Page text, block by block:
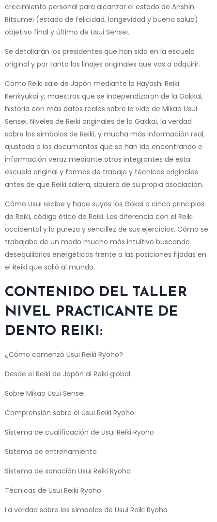
crecimiento personal para alcanzar el estado de Anshin
Ritsumei (estado de felicidad, longevidad y buena salud)
objetivo final y último de Usui Sensei.
Se detallarán los presidentes que han sido en la escuela
original y por tanto los linajes originales que vas a adquirir.
Cómo Reiki sale de Japón mediante la Hayashi Reiki
Kenkyukai y, maestros que se independizaron de la Gakkai,
historia con más datos reales sobre la vida de Mikao Usui
Sensei, Niveles de Reiki originales de la Gakkai, la verdad
sobre los símbolos de Reiki, y mucha más información real,
ajustada a los documentos que se han ido encontrando e
información veraz mediante otros integrantes de esta
escuela original y formas de trabajo y técnicas originales
antes de que Reiki saliera, siquiera de su propia asociación.
Cómo Usui recibe y hace suyos los Gokai o cinco principios
de Reiki, código ético de Reiki. Las diferencia con el Reiki
occidental y la pureza y sencillez de sus ejercicios. Cómo se
trabajaba de un modo mucho más intuitivo buscando
desequilibrios energéticos frente a las posiciones fijadas en
el Reiki que salió al mundo.
CONTENIDO DEL TALLER
NIVEL PRACTICANTE DE
DENTO REIKI:
¿Cómo comenzó Usui Reiki Ryoho?
Desde el Reiki de Japón al Reiki global
Sobre Mikao Usui Sensei
Comprensión sobre el Usui Reiki Ryoho
Sistema de cualificación de Usui Reiki Ryoho
Sistema de entrenamiento
Sistema de sanación Usui Reiki Ryoho
Técnicas de Usui Reiki Ryoho
La verdad sobre los símbolos de Usui Reiki Ryoho